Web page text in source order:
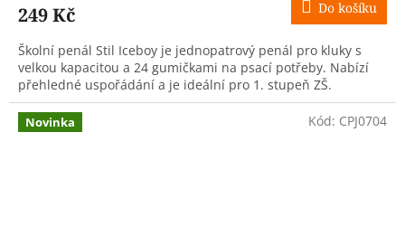
249 Kč Do košíku
Školní penál Stil Iceboy je jednopatrový penál pro kluky s
velkou kapacitou a 24 gumičkami na psací potřeby. Nabízí
přehledné uspořádání a je ideální pro 1. stupeň ZŠ.
Novinka Kód: CPJ0704